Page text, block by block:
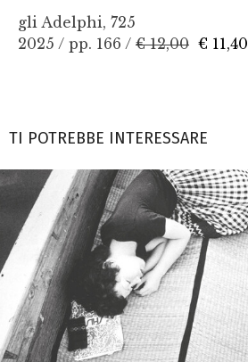
gli Adelphi, 725
2025 / pp. 166 / € 12,00 € 11,40
TI POTREBBE INTERESSARE